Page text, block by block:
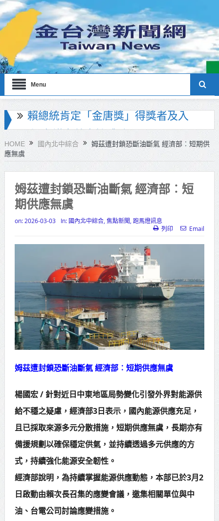
Menu
海巡署南部分署主官大換血 蔡順元
勉提升巡防戰力
北市鮮奶週報再升級！8月31日補助
擴大至國中生
雙北合作里程碑！萬大線動態測試
侯友宜蔣萬安攜手視察
高齡健康產業博覽會8/7盛大登場 新
打鐵厝北側產業園區產業設施公共
動土創造千個就業機會
高雄「三民運動中心」市長陳其
邁、運動部長李洋各界貴賓共同揭幕
高雄東照山關帝廟全國國中小學書
法比賽 圓滿落幕
不對稱戰力
蔣萬安再拋出「倒閣說」 喊推陳其
邁組閣
賴總統肯定「金唐獎」得獎者及入
圍者 允諾完善支持體系
HOME 國內北中綜合
姆茲遭封鎖恐斷油斷氣 經濟部︰短期供
應無虞
姆茲遭封鎖恐斷油斷氣 經濟部︰短
期供應無虞
on: 2026-03-03 In: 國內北中綜合, 焦點新聞 跑馬燈訊息
列印
Email
姆茲遭封鎖恐斷油斷氣 經濟部︰短期供應無虞
楊國宏 / 針對近日中東地區局勢變化引發外界對能源供
給不穩之疑慮，經濟部3日表示，國內能源供應充足，
且已採取來源多元分散措施，短期供應無虞，長期亦有
備援規劃以確保穩定供氣，並持續透過多元供應的方
式，持續強化能源安全韌性。
經濟部說明，為持續掌握能源供應動態，本部已於3月2
日啟動由賴次長召集的應變會議，邀集相關單位與中
油、台電公司討論應變措施。